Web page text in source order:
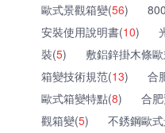
歐式景觀箱變(56)
安裝使用說明書(10)
裝(5) 敷鋁鋅掛木條
箱變技術規范(13) 合
歐式箱變特點(8) 合
觀箱變(5) 不銹鋼歐